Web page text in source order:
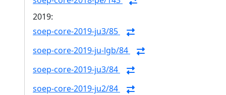
2019:
soep-core-2019-ju3/85
soep-core-2019-ju-lgb/84
soep-core-2019-ju3/84
soep-core-2019-ju2/84